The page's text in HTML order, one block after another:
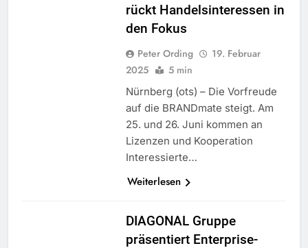
rückt Handelsinteressen in
den Fokus
Peter Ording
19. Februar
2025
5 min
Nürnberg (ots) – Die Vorfreude
auf die BRANDmate steigt. Am
25. und 26. Juni kommen an
Lizenzen und Kooperation
Interessierte…
Weiterlesen
DIAGONAL Gruppe
präsentiert Enterprise-